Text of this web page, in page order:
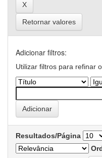
Retornar valores
Adicionar filtros:
Utilizar filtros para refinar
Resultados/Página